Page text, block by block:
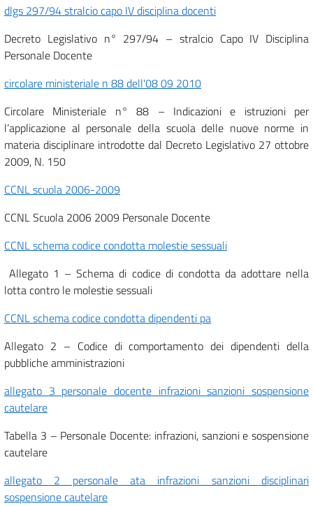
dlgs 297/94 stralcio capo IV disciplina docenti
Decreto Legislativo n° 297/94 – stralcio Capo IV Disciplina
Personale Docente
circolare ministeriale n 88 dell'08 09 2010
Circolare Ministeriale n° 88 – Indicazioni e istruzioni per
l’applicazione al personale della scuola delle nuove norme in
materia disciplinare introdotte dal Decreto Legislativo 27 ottobre
2009, N. 150
CCNL scuola 2006-2009
CCNL Scuola 2006 2009 Personale Docente
CCNL schema codice condotta molestie sessuali
Allegato 1 – Schema di codice di condotta da adottare nella
lotta contro le molestie sessuali
CCNL schema codice condotta dipendenti pa
Allegato 2 – Codice di comportamento dei dipendenti della
pubbliche amministrazioni
allegato 3 personale docente infrazioni sanzioni sospensione
cautelare
Tabella 3 – Personale Docente: infrazioni, sanzioni e sospensione
cautelare
allegato 2 personale ata infrazioni sanzioni disciplinari
sospensione cautelare